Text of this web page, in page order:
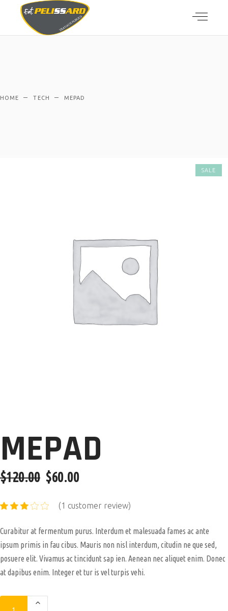
HOME TECH MEPAD
SALE
MEPAD
$120.00 $60.00
(1 customer review)
Curabitur at fermentum purus. Interdum et malesuada fames ac ante
ipsum primis in fau cibus. Mauris non nisl interdum, citudin ne que sed,
posuere elit. Vivamus ac tincidunt sap ien. Aenean nec aliquet enim. Donec
at dapibus enim. Integer et tur is vel turpis vehi.